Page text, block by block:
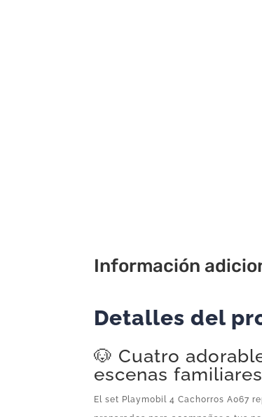
Información
Detalles del
🐶 Cuatro
escenas
El set Playmobil 4 Cachorros A067